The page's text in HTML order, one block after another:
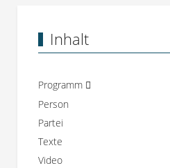
Inhalt
Programm
Person
Partei
Texte
Video